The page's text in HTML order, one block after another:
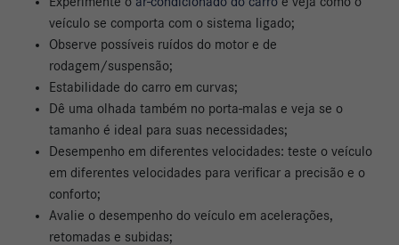
veículo se comporta com o sistema ligado;
Observe possíveis ruídos do motor e de
rodagem/suspensão;
Estabilidade do carro em curvas;
Dê uma olhada também no porta-malas e veja se o
tamanho é ideal para suas necessidades;
Desempenho em diferentes velocidades: teste o veículo
em diferentes velocidades para verificar a precisão e o
conforto;
Avalie o desempenho do veículo em acelerações,
retomadas e subidas;